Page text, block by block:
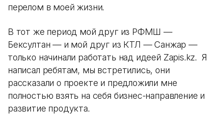
перелом в моей жизни.
В тот же период мой друг из РФМШ —
Бексултан — и мой друг из КТЛ — Санжар —
только начинали работать над идеей Zapis.kz. Я
написал ребятам, мы встретились, они
рассказали о проекте и предложили мне
полностью взять на себя бизнес-направление и
развитие продукта.